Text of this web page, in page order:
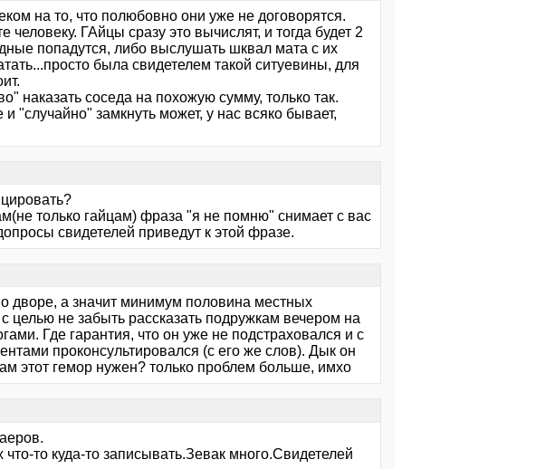
на то, что полюбовно они уже не договорятся.
ГАйцы сразу это вычислят, и тогда будет 2
попадутся, либо выслушать шквал мата с их
была свидетелем такой ситуевины, для
наказать соседа на похожую сумму, только так.
"случайно" замкнуть может, у нас всяко бывает,
только гайцам) фраза "я не помню" снимает с вас
свидетелей приведут к этой фразе.
дворе, а значит минимум половина местных
целью не забыть рассказать подружкам вечером на
Где гарантия, что он уже не подстраховался и с
проконсультировался (с его же слов). Дык он
этот гемор нужен? только проблем больше, имхо
то куда-то записывать.Зевак много.Свидетелей